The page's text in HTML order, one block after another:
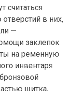
считаться
отверстий в них,
—
заклепок
на ременную
инвентаря
щитка,